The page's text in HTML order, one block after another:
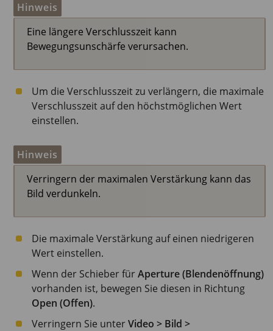
Hinweis
Eine längere Verschlusszeit kann
Bewegungsunschärfe verursachen.
Um die Verschlusszeit zu verlängern, die maximale
Verschlusszeit auf den höchstmöglichen Wert
einstellen.
Hinweis
Verringern der maximalen Verstärkung kann das
Bild verdunkeln.
Die maximale Verstärkung auf einen niedrigeren
Wert einstellen.
Wenn der Schieber fürAperture (Blendenöffnung)
vorhanden ist, bewegen Sie diesen in Richtung
Open (Offen).
Verringern Sie unterVideo > Bild >